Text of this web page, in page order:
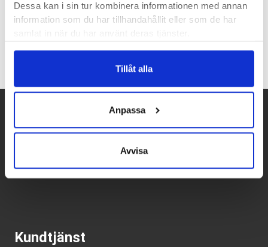
Dessa kan i sin tur kombinera informationen med annan
information som du har tillhandahållit eller som de har
Tillåt alla
Anpassa
Avvisa
Kundtjänst